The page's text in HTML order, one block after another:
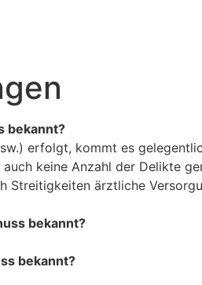
bekannt?
erfolgt, kommt es
keine Anzahl der Delikte
Streitigkeiten ärztliche
bekannt?
bekannt?